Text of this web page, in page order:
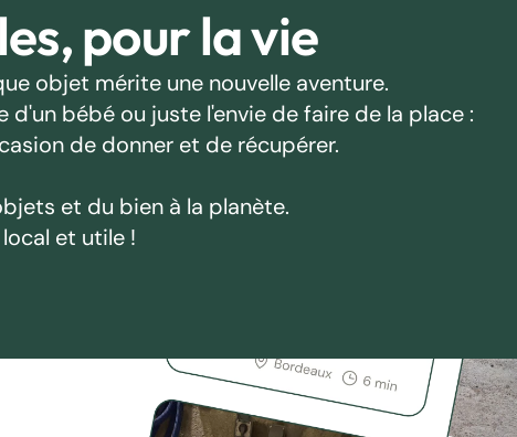
pour la vie
objet mérite une nouvelle aventure.
bébé ou juste l'envie de faire de la place :
de donner et de récupérer.
et du bien à la planète.
et utile !